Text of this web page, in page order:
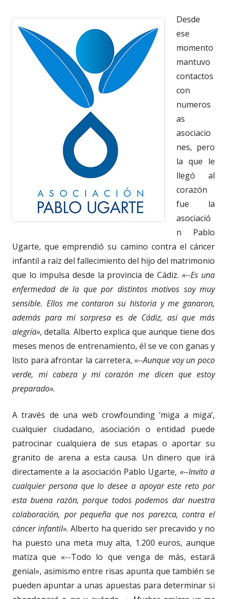
Desde
ese
momento
mantuvo
contactos
con
numeros
as
asociacio
nes, pero
la que le
llegó al
corazón
fue la
asociació
n Pablo
Ugarte, que emprendió su camino contra el cáncer
infantil a raíz del fallecimiento del hijo del matrimonio
que lo impulsa desde la provincia de Cádiz.«--Es una
enfermedad de la que por distintos motivos soy muy
sensible. Ellos me contaron su historia y me ganaron,
además para mi sorpresa es de Cádiz, así que más
alegría», detalla. Alberto explica que aunque tiene dos
meses menos de entrenamiento, él se ve con ganas y
listo para afrontar la carretera,«--Aunque voy un poco
verde, mi cabeza y mi corazón me dicen que estoy
preparado».
A través de una web crowfounding ‘miga a miga’,
cualquier ciudadano, asociación o entidad puede
patrocinar cualquiera de sus etapas o aportar su
granito de arena a esta causa. Un dinero que irá
directamente a la asociación Pablo Ugarte, «--Invito a
cualquier persona que lo desee a apoyar este reto por
esta buena razón, porque todos podemos dar nuestra
colaboración, por pequeña que nos parezca, contra el
cáncer infantil». Alberto ha querido ser precavido y no
ha puesto una meta muy alta, 1.200 euros, aunque
matiza que «--Todo lo que venga de más, estará
genial», asimismo entre risas apunta que también se
pueden apuntar a unas apuestas para determinar si